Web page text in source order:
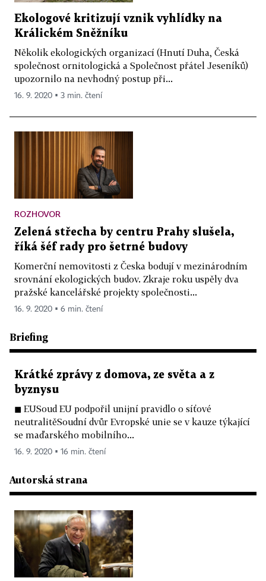
Ekologové kritizují vznik vyhlídky na
Králickém Sněžníku
Několik ekologických organizací (Hnutí Duha, Česká
společnost ornitologická a Společnost přátel Jeseníků)
upozornilo na nevhodný postup při...
16. 9. 2020 ▪ 3 min. čtení
ROZHOVOR
Zelená střecha by centru Prahy slušela,
říká šéf rady pro šetrné budovy
Komerční nemovitosti z Česka bodují v mezinárodním
srovnání ekologických budov. Zkraje roku uspěly dva
pražské kancelářské projekty společnosti...
16. 9. 2020 ▪ 6 min. čtení
Briefing
Krátké zprávy z domova, ze světa a z
byznysu
◼ EUSoud EU podpořil unijní pravidlo o síťové
neutralitěSoudní dvůr Evropské unie se v kauze týkající
se maďarského mobilního...
16. 9. 2020 ▪ 16 min. čtení
Autorská strana